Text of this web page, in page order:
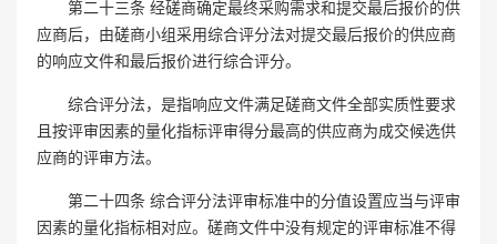
第二十三条 经磋商确定最终采购需求和提交最后报价的供
应商后，由磋商小组采用综合评分法对提交最后报价的供应商
的响应文件和最后报价进行综合评分。
综合评分法，是指响应文件满足磋商文件全部实质性要求
且按评审因素的量化指标评审得分最高的供应商为成交候选供
应商的评审方法。
第二十四条 综合评分法评审标准中的分值设置应当与评审
因素的量化指标相对应。磋商文件中没有规定的评审标准不得